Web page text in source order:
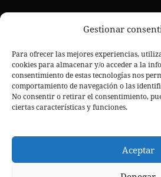
Gestionar
Para ofrecer las mejores experiencias,
cookies para almacenar y/o acceder a la
consentimiento de estas tecnologías nos
comportamiento de navegación o las
No consentir o retirar el consentimiento,
ciertas características y funciones.
Aceptar
Financiado por la Unión Europea-
Plan de recuperación,
2025 – Todos los derechos
avanzada en Móstoles. Creado por